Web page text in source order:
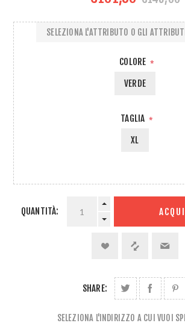
COLORE *
VERDE
TAGLIA *
XL
SELEZIONA L'ATTRIBUTO O GLI
QUANTITÀ:
SHARE:
SELEZIONA L'INDIRIZZO A CUI VUOI